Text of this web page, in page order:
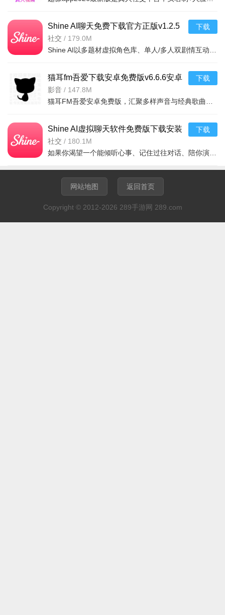
Shine AI聊天免费下载官方正版v1.2.5
最新版
社交 / 179.0M
下载
猫耳fm吾爱下载安卓免费版v6.6.6安卓
免费版
影音 / 147.8M
下载
Shine AI虚拟聊天软件免费版下载安装
v1.2.5最新版
社交 / 180.1M
下载
网站地图 返回首页
Copyright © 2012-2026 289手游网 289.com